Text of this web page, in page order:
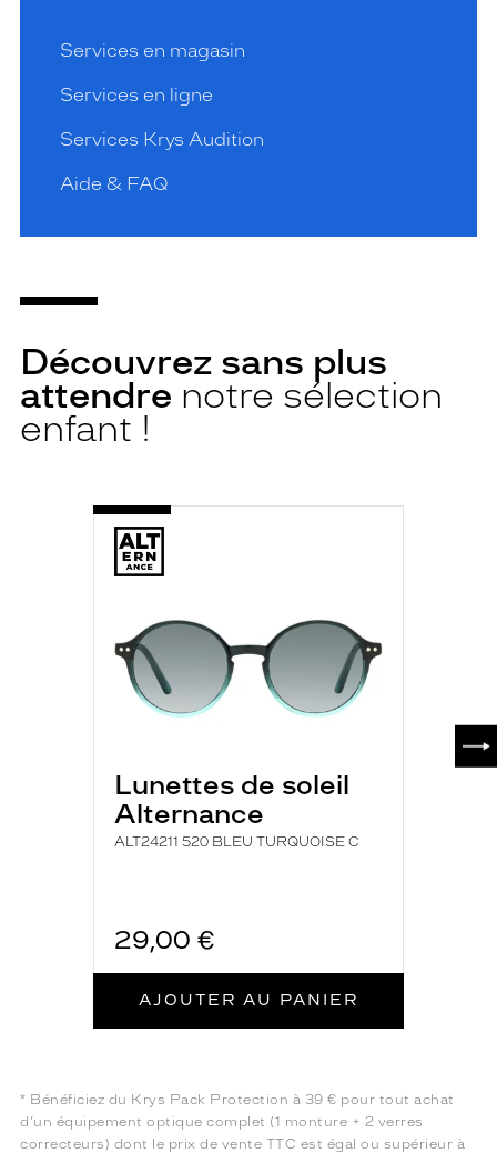
Services en magasin
Services en ligne
Services Krys Audition
Aide & FAQ
Découvrez sans plus
attendre notre sélection
enfant !
Lunettes de soleil
Alternance
ALT24211 520 BLEU TURQUOISE C
29,00 €
AJOUTER AU PANIER
* Bénéficiez du Krys Pack Protection à 39 € pour tout achat
d’un équipement optique complet (1 monture + 2 verres
correcteurs) dont le prix de vente TTC est égal ou supérieur à